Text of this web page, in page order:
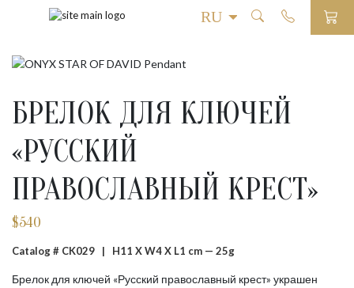
БРЕЛОК ДЛЯ КЛЮЧЕЙ
«РУССКИЙ
ПРАВОСЛАВНЫЙ КРЕСТ»
$540
Catalog # CK029 | H11 X W4 X L1 cm — 25g
Брелок для ключей «Русский православный крест» украшен